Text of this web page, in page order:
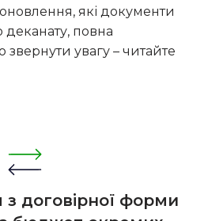
які документи
деканату, повна
увагу – читайте
договірної форми